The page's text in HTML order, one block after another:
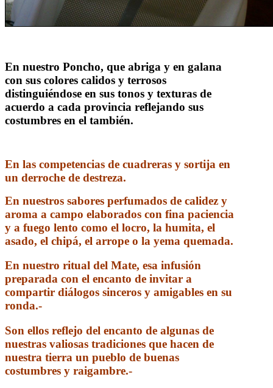
En nuestro Poncho, que abriga y en galana
con sus colores calidos y terrosos
distinguiéndose en sus tonos y texturas de
acuerdo a cada provincia reflejando sus
costumbres en el también.
En las competencias de cuadreras y sortija en
un derroche de destreza.
En nuestros sabores perfumados de calidez y
aroma a campo elaborados con fina paciencia
y a fuego lento como el locro, la humita, el
asado, el chipá, el arrope o la yema quemada.
En nuestro ritual del Mate, esa infusión
preparada con el encanto de invitar a
compartir diálogos sinceros y amigables en su
ronda.-
Son ellos reflejo del encanto de algunas de
nuestras valiosas tradiciones que hacen de
nuestra tierra un pueblo de buenas
costumbres y raigambre.-